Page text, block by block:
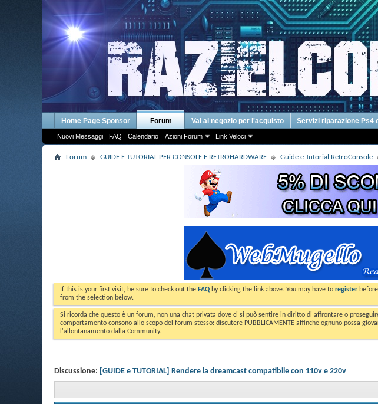
Home Page Sponsor Forum
Nuovi Messaggi FAQ Calendario Azioni Forum Link Veloci
Vai al negozio per l'acquisto Servizi riparazione Ps4
Forum GUIDE E TUTORIAL PER CONSOLE E RETROHARDWARE Guide e Tutorial RetroConsole
If this is your first visit, be sure to check out the FAQ by clicking the link above. You may have to register
from the selection below.
Si ricorda che questo è un forum, non una chat privata dove ci si può sentire in diritto di affrontare o
comportamento consono allo scopo del forum stesso: discutere PUBBLICAMENTE affinche ognuno possa
l'allontanamento dalla Community.
Discussione: [GUIDE e TUTORIAL] Rendere la dreamcast compatibile con 110v e 220v